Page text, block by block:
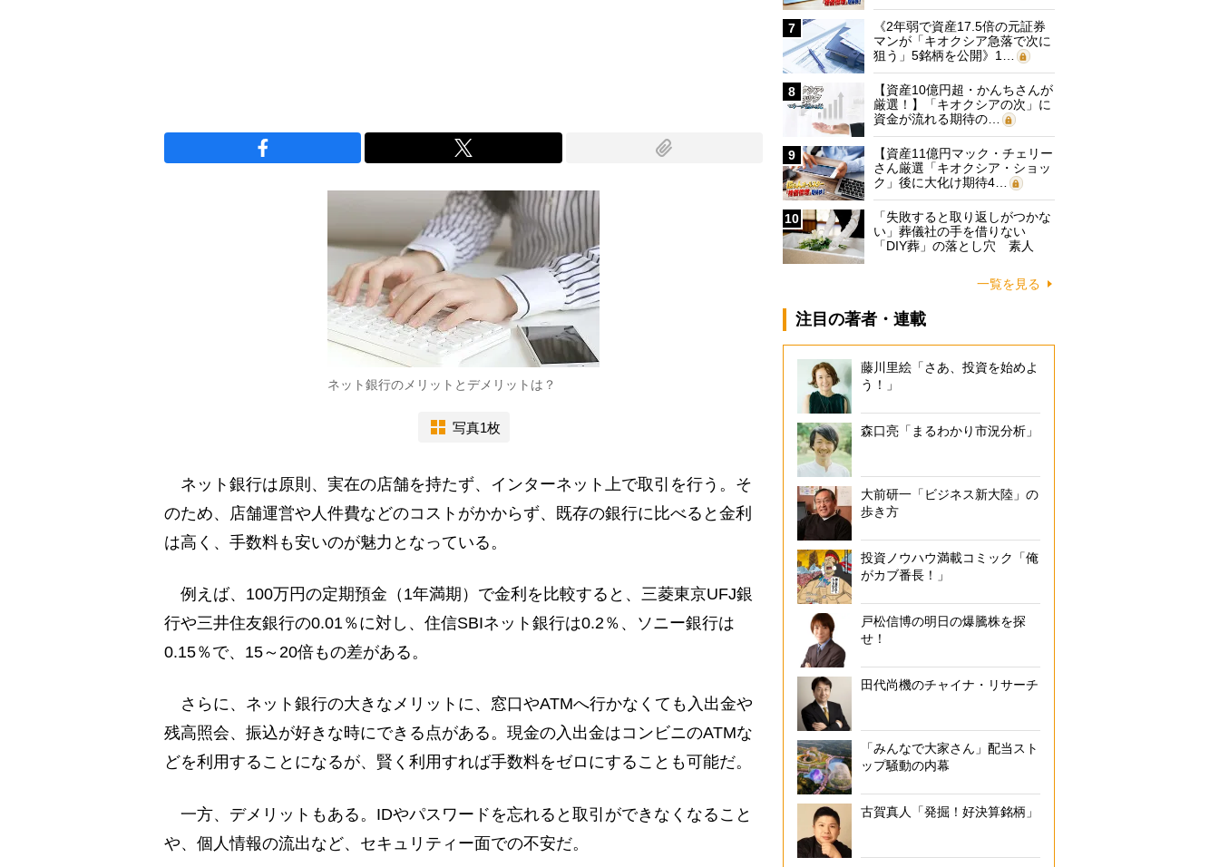
ネット銀行のメリットとデメリットは？
写真1枚
ネット銀行は原則、実在の店舗を持たず、インターネット上で取引を行う。そ
のため、店舗運営や人件費などのコストがかからず、既存の銀行に比べると金利
は高く、手数料も安いのが魅力となっている。
例えば、100万円の定期預金（1年満期）で金利を比較すると、三菱東京UFJ銀
行や三井住友銀行の0.01％に対し、住信SBIネット銀行は0.2％、ソニー銀行は
0.15％で、15～20倍もの差がある。
さらに、ネット銀行の大きなメリットに、窓口やATMへ行かなくても入出金や
残高照会、振込が好きな時にできる点がある。現金の入出金はコンビニのATMな
どを利用することになるが、賢く利用すれば手数料をゼロにすることも可能だ。
一方、デメリットもある。IDやパスワードを忘れると取引ができなくなること
や、個人情報の流出など、セキュリティー面での不安だ。
7
《2年弱で資産17.5倍の元証券
マンが「キオクシア急落で次に
狙う」5銘柄を公開》1…
8
【資産10億円超・かんちさんが
厳選！】「キオクシアの次」に
資金が流れる期待の…
9
【資産11億円マック・チェリー
さん厳選「キオクシア・ショッ
ク」後に大化け期待4…
10
「失敗すると取り返しがつかな
い」葬儀社の手を借りない
「DIY葬」の落とし穴 素人
一覧を見る
注目の著者・連載
藤川里絵「さあ、投資を始めよ
う！」
森口亮「まるわかり市況分析」
大前研一「ビジネス新大陸」の
歩き方
投資ノウハウ満載コミック「俺
がカブ番長！」
戸松信博の明日の爆騰株を探
せ！
田代尚機のチャイナ・リサーチ
「みんなで大家さん」配当スト
ップ騒動の内幕
古賀真人「発掘！好決算銘柄」